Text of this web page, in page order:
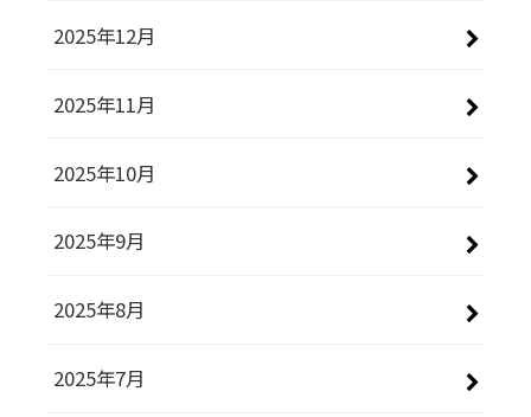
2025年12月
2025年11月
2025年10月
2025年9月
2025年8月
2025年7月